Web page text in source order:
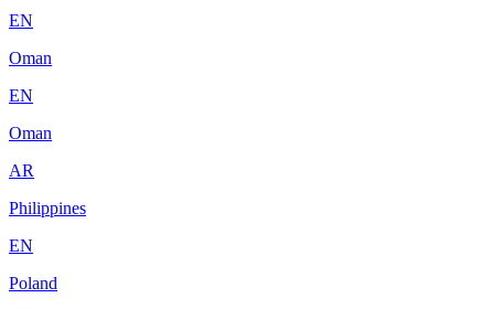
EN
Oman
EN
Oman
AR
Philippines
EN
Poland